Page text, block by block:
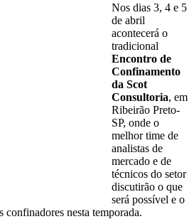
Nos dias 3, 4 e 5
de abril
acontecerá o
tradicional
Encontro de
Confinamento
da Scot
Consultoria, em
Ribeirão Preto-
SP, onde o
melhor time de
analistas de
mercado e de
técnicos do setor
discutirão o que
será possível e o
confinadores nesta temporada.